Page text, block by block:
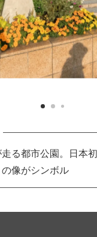
る都市公園。日本
像がシンボル